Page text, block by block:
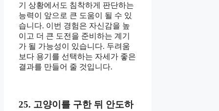
기 상황에서도 침착하게 판단하는
능력이 앞으로 큰 도움이 될 수 있
습니다. 이번 경험은 자신감을 높
이고 더 큰 도전을 준비하는 계기
가 될 가능성이 있습니다. 두려움
보다 용기를 선택하는 자세가 좋은
결과를 만들어 줄 것입니다.
25. 고양이를 구한 뒤 안도하